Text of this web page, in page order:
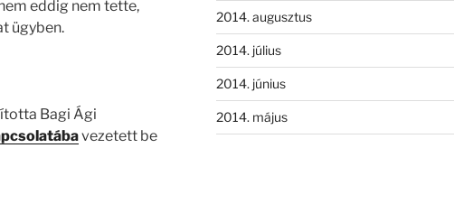
eddig nem tette,
ügyben.
Bagi Ági
vezetett be
2014. augusztus
2014. július
2014. június
2014. május